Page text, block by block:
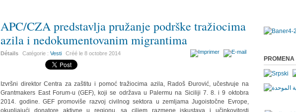
APC/CZA predstavlja pružanje podrške tražiocima
azila i nedokumentovanim migrantima
Détails Catégorie :Vesti Créé le8 octobre 2014
Izvršni direktor Centra za zaštitu i pomoć tražiocima azila, Radoš Đurović, učestvuje na
Grantmakers East Forum-u (GEF), koji se održava u Palermu na Siciliji 7. 8. i 9 oktobra
2014. godine. GEF promoviše razvoj civilnog sektora u zemljama Jugoistočne Evrope,
okupljajući donatore aktivne u regionu, sa ciljem razmene iskustava i učinkovitosti